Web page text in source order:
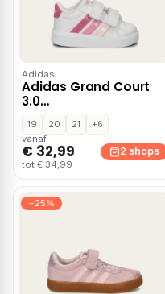
Adidas
Adidas Grand Court
3.0
klittenbandschoenen
– Multi
19 20 21
+6
vanaf
€ 32,99
tot € 34,99
2 shops
−25%